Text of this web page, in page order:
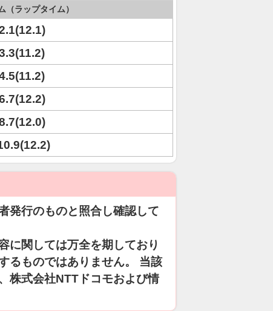
（ラップタイム）
発行のものと照合し確認して
に関しては万全を期しており
るものではありません。 当該
株式会社NTTドコモおよび情